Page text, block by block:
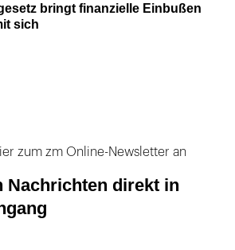
bringt finanzielle Einbußen
sich
zum zm Online-Newsletter an
Nachrichten direkt in